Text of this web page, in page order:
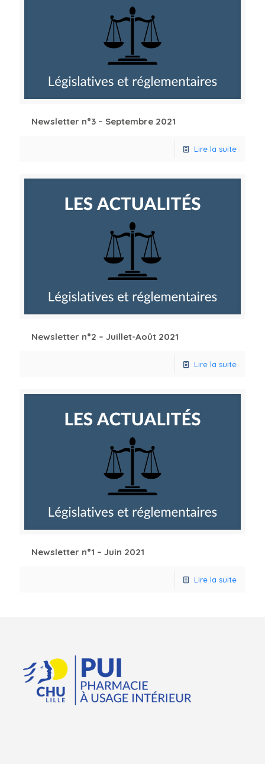
Newsletter n°3 – Septembre 2021
Lire la suite
Newsletter n°2 – Juillet-Août 2021
Lire la suite
Newsletter n°1 – Juin 2021
Lire la suite